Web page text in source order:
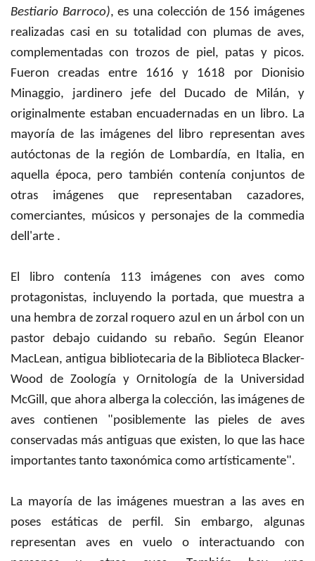
Bestiario Barroco), es una colección de 156 imágenes
realizadas casi en su totalidad con plumas de aves,
complementadas con trozos de piel, patas y picos.
Fueron creadas entre 1616 y 1618 por Dionisio
Minaggio, jardinero jefe del Ducado de Milán, y
originalmente estaban encuadernadas en un libro. La
mayoría de las imágenes del libro representan aves
autóctonas de la región de Lombardía, en Italia, en
aquella época, pero también contenía conjuntos de
otras imágenes que representaban cazadores,
comerciantes, músicos y personajes de la commedia
dell'arte .
El libro contenía 113 imágenes con aves como
protagonistas, incluyendo la portada, que muestra a
una hembra de zorzal roquero azul en un árbol con un
pastor debajo cuidando su rebaño. Según Eleanor
MacLean, antigua bibliotecaria de la Biblioteca Blacker-
Wood de Zoología y Ornitología de la Universidad
McGill, que ahora alberga la colección, las imágenes de
aves contienen "posiblemente las pieles de aves
conservadas más antiguas que existen, lo que las hace
importantes tanto taxonómica como artísticamente".
La mayoría de las imágenes muestran a las aves en
poses estáticas de perfil. Sin embargo, algunas
representan aves en vuelo o interactuando con